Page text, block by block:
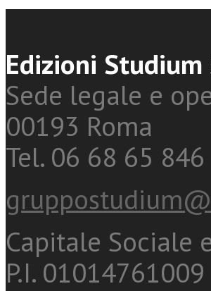
Edizioni Studium
Sede legale e
00193 Roma
Tel. 06 68 65 846
Capitale Sociale
P.I.